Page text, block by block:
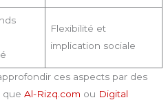
Flexibilité et
implication sociale
ces aspects par des
queAl-Rizq.com ou Digital